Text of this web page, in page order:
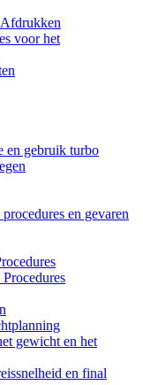
voor het
en gebruik turbo
en gevaren
gewicht en het
en final